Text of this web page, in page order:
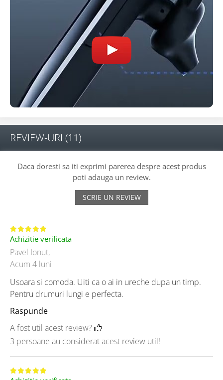
REVIEW-URI (11)
Daca doresti sa iti exprimi parerea despre acest produs
poti adauga un review.
SCRIE UN REVIEW
Achizitie verificata
Pavel Ionut,
Acum 4 luni
Usoara si comoda. Uiti ca o ai in ureche dupa un timp.
Pentru drumuri lungi e perfecta.
Raspunde
A fost util acest review?
3 persoane au considerat acest review util!